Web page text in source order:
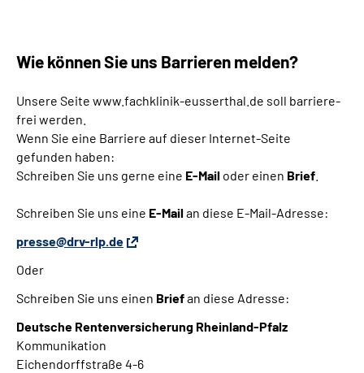
Wie können Sie uns Barrieren melden?
Unsere Seite www.fachklinik-eusserthal.de soll barriere-
frei werden.
Wenn Sie eine Barriere auf dieser Internet-Seite
gefunden haben:
Schreiben Sie uns gerne eine E-Mail oder einen Brief
Schreiben Sie uns eine E-Mailan diese E-Mail-Adresse:
presse@drv-rlp.de
Oder
Schreiben Sie uns einen Briefan diese Adresse:
Deutsche Rentenversicherung Rheinland-Pfalz
Kommunikation
Eichendorffstraße 4-6